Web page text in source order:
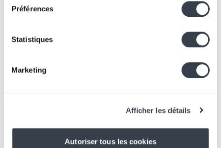
Préférences
Statistiques
Marketing
Afficher les détails
Autoriser tous les cookies
Design & Web
24 January 2025